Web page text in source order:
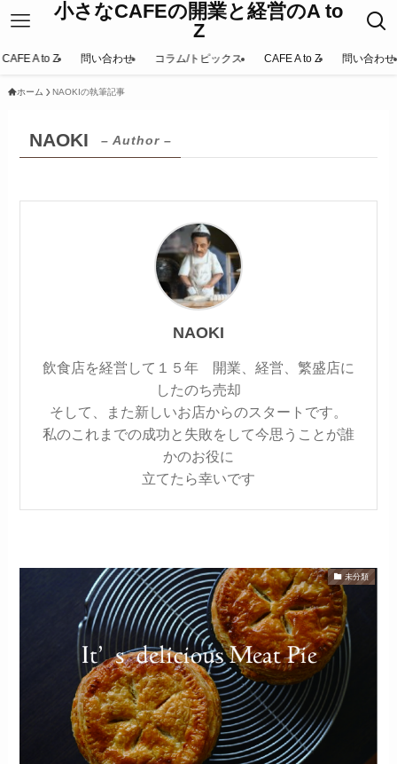
小さなCAFEの開業と経営のA to
Z
CAFE A to Z 問い合わせ コラム/トピックス CAFE A to Z 問い合わせ
ホーム NAOKIの執筆記事
NAOKI – Author –
NAOKI
飲食店を経営して１５年 開業、経営、繁盛店に
したのち売却
そして、また新しいお店からのスタートです。
私のこれまでの成功と失敗をして今思うことが誰
かのお役に
立てたら幸いです
未分類